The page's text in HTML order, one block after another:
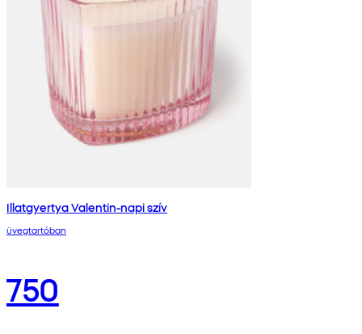
Illatgyertya Valentin-napi szív
üvegtartóban
750